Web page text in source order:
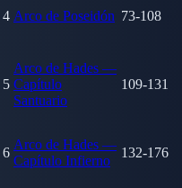
4 Arco de Poseidón 73-108
5
Arco de Hades —
Capítulo
Santuario
109-131
6
Arco de Hades —
Capítulo Infierno
132-176